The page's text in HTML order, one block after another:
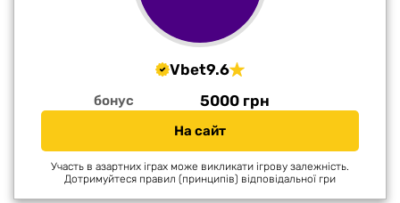
Vbet9.6
бонус 5000 грн
На сайт
Участь в азартних іграх може викликати ігрову залежність.
Дотримуйтеся правил (принципів) відповідальної гри